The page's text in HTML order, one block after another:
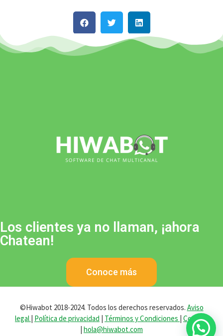
Los clientes ya no llaman, ¡ahora
Chatean!
Conoce más
©Hiwabot 2018-2024. Todos los derechos reservados. Aviso
legal | Política de privacidad | Términos y Condiciones | Cookies
| hola@hiwabot.com